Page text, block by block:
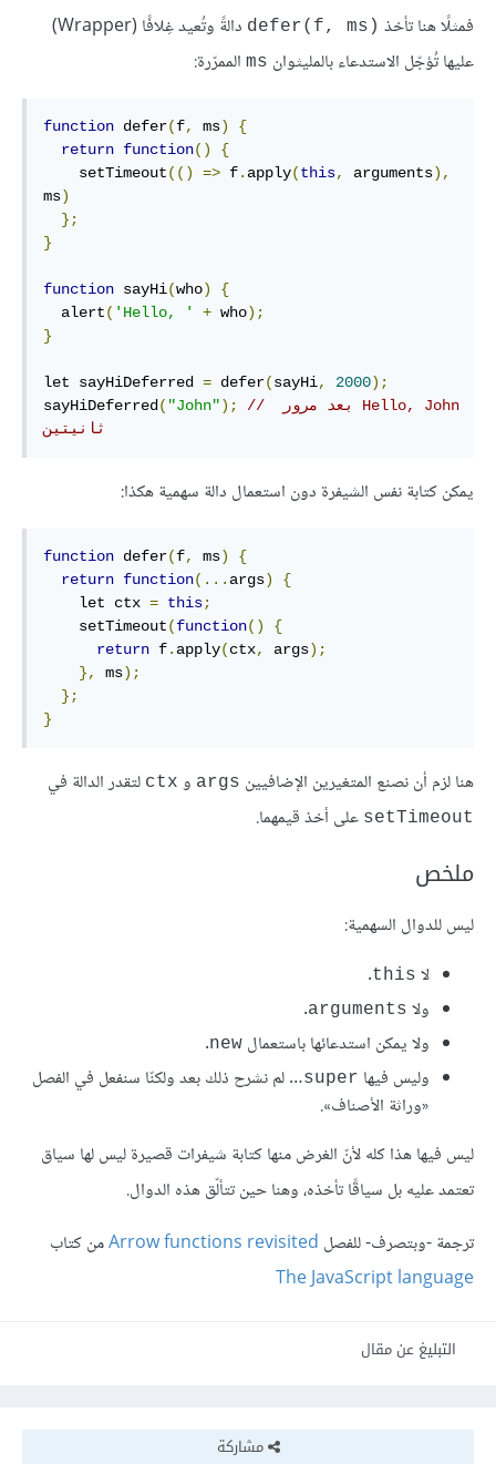
فمثلًا هنا تأخذ ‎defer(f, ms)‎
دالةً وتُعيد غِلافًا (Wrapper)
عليها تُؤجّل الاستدعاء بالمليثوان ‎ms‎ الممرّرة:
function defer(f, ms)
{
return function()
{
    setTimeout
(() => f. apply(this, arguments),
ms)
};
}
function sayHi(who)
{
  alert
( 'Hello, ' + who);
}
let sayHiDeferred = defer(sayHi, 2000);
sayHiDeferred( "John");
// ‫Hello, John بعد مرور
ثانيتين
يمكن كتابة نفس الشيفرة دون استعمال دالة سهمية هكذا:
function defer(f, ms)
{
return function(... args)
{
    let ctx
= this;
    setTimeout
(function()
{
return f. apply(ctx, args);
},
ms);
};
}
هنا لزم أن نصنع المتغيرين الإضافيين ‎args‎ و ‎ctx‎ لتقدر الدالة في
‎setTimeout‎ على أخذ قيمهما.
ملخص
ليس للدوال السهمية:
لا ‎this‎
.
ولا ‎arguments‎
.
ولا يمكن استدعائها باستعمال ‎new‎
.
وليس فيها ‎super‎… لم نشرح ذلك بعد ولكنّا سنفعل في الفصل
«وراثة الأصناف».
ليس فيها هذا كله لأنّ الغرض منها كتابة شيفرات قصيرة ليس لها سياق
تعتمد عليه بل سياقًا تأخذه، وهنا حين تتألّق هذه الدوال.
ترجمة -وبتصرف- للفصل Arrow functions revisitedمن كتاب
The JavaScript language
التبليغ عن مقال
مشاركة